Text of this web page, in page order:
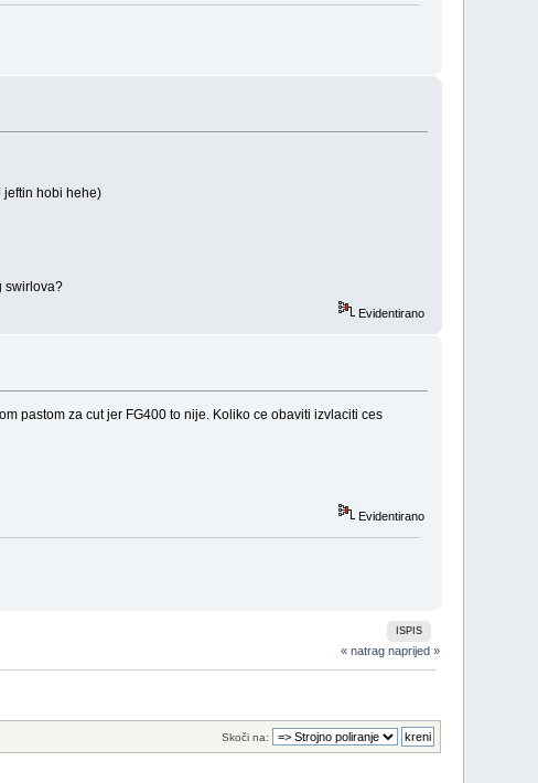
hobi hehe)
swirlova?
Evidentirano
pastom za cut jer FG400 to nije. Koliko ce obaviti​ izvlaciti ces
Evidentirano
ISPIS
« natrag naprijed »
Skoči na: